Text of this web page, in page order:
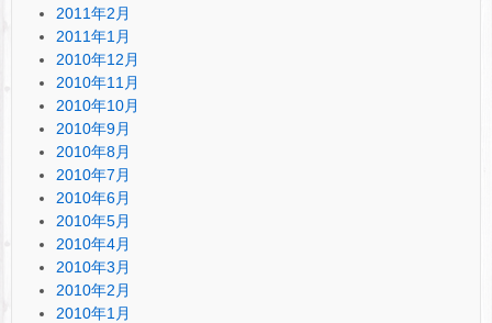
2011年2月
2011年1月
2010年12月
2010年11月
2010年10月
2010年9月
2010年8月
2010年7月
2010年6月
2010年5月
2010年4月
2010年3月
2010年2月
2010年1月